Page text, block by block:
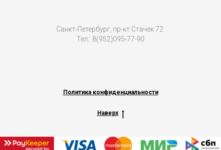
Санкт-Петербург, пр-кт Стачек 72.
Тел.: 8(952)095-77-90
Политика конфиденциальности
Наверх